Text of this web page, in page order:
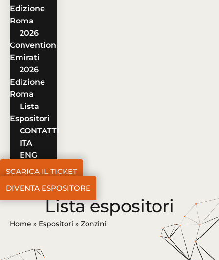
Edizione
Roma
2026
Convention
Emirati
2026
Edizione
Roma
Lista
Espositori
CONTATTI
ITA
ENG
SCARICA IL TICKET
DIVENTA ESPOSITORE
Lista espositori
Home » Espositori » Zonzini